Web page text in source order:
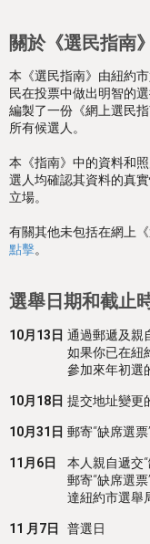
關於《選民指南》
本《選民指南》由紐約
民在投票中做出明智的
編製了一份《網上選民
所有候選人。
本《指南》中的資料和
選人均確認其資料的真
立場。
有關其他未包括在網上
點擊。
選舉日期和截止
10月13日 通過郵遞及親
如果你已在紐
參加來年初選
10月18日 提交地址變更
10月31日 郵寄“缺席選
11月6日
本人親自遞交
郵寄“缺席選
達紐約市選舉
11 月7日 普選日